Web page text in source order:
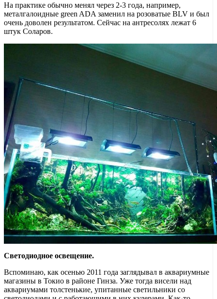
На практике обычно менял через 2-3 года, например,
металгалоидные green ADA заменил на розоватые BLV и был
очень доволен результатом. Сейчас на антресолях лежат 6
штук Соларов.
Светодиодное освещение.
Вспоминаю, как осенью 2011 года заглядывал в аквариумные
магазины в Токио в районе Гинза. Уже тогда висели над
аквариумами толстенькие, упитанные светильники со